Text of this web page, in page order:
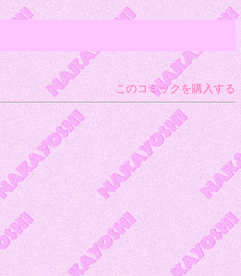
このコミックを購入する